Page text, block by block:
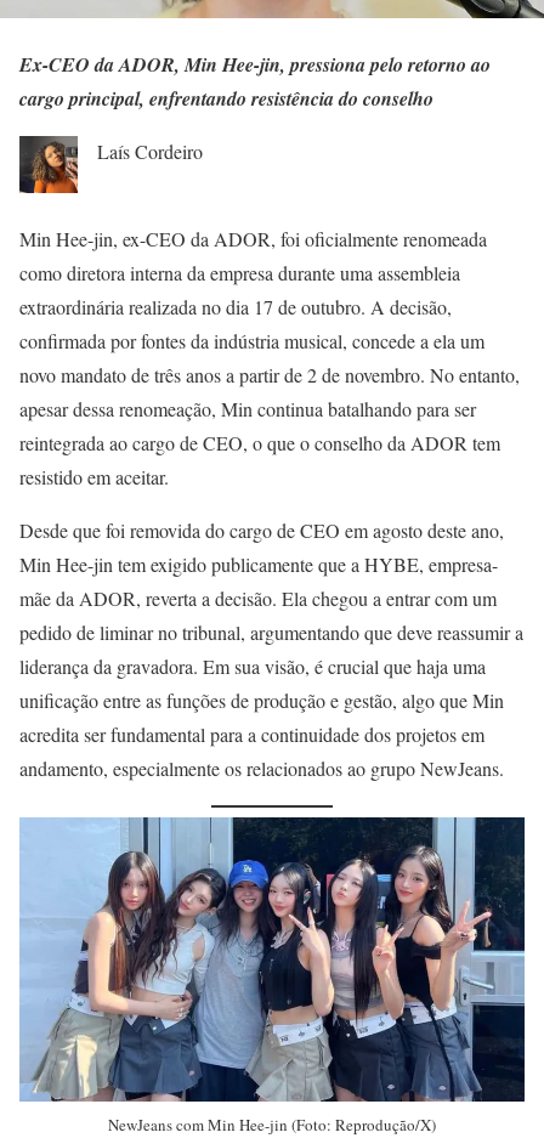
Ex-CEO da ADOR, Min Hee-jin, pressiona pelo retorno ao
cargo principal, enfrentando resistência do conselho
Laís Cordeiro
Min Hee-jin, ex-CEO da ADOR, foi oficialmente renomeada
como diretora interna da empresa durante uma assembleia
extraordinária realizada no dia 17 de outubro. A decisão,
confirmada por fontes da indústria musical, concede a ela um
novo mandato de três anos a partir de 2 de novembro. No entanto,
apesar dessa renomeação, Min continua batalhando para ser
reintegrada ao cargo de CEO, o que o conselho da ADOR tem
resistido em aceitar.
Desde que foi removida do cargo de CEO em agosto deste ano,
Min Hee-jin tem exigido publicamente que a HYBE, empresa-
mãe da ADOR, reverta a decisão. Ela chegou a entrar com um
pedido de liminar no tribunal, argumentando que deve reassumir a
liderança da gravadora. Em sua visão, é crucial que haja uma
unificação entre as funções de produção e gestão, algo que Min
acredita ser fundamental para a continuidade dos projetos em
andamento, especialmente os relacionados ao grupo NewJeans.
NewJeans com Min Hee-jin (Foto: Reprodução/X)